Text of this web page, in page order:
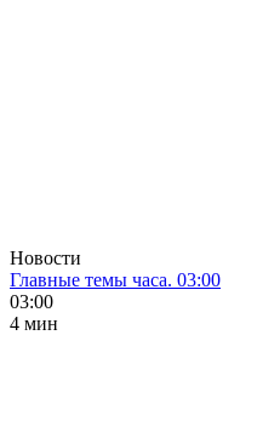
Новости
Главные темы часа. 03:00
03:00
4 мин